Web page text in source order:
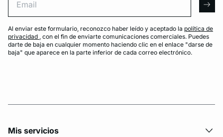
Al enviar este formulario, reconozco haber leído y aceptado la política de
privacidad , con el fin de enviarte comunicaciones comerciales. Puedes
darte de baja en cualquier momento haciendo clic en el enlace "darse de
baja" que aparece en la parte inferior de cada correo electrónico.
Mis servicios